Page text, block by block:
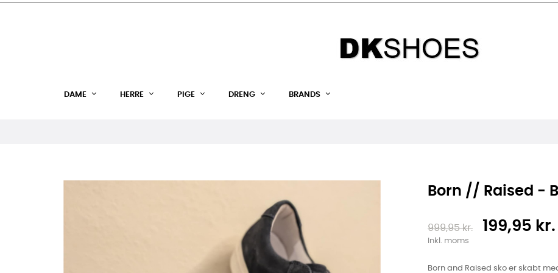
DAME HERRE PIGE DRENG BRANDS
Born // Raised -
999,95 kr. 199,95 kr.
Inkl. moms
Born and Raised sko er skabt